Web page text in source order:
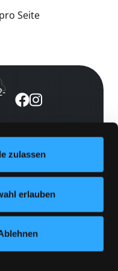
zulassen
erlauben
Seite